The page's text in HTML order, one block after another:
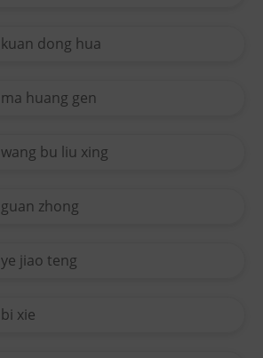
kuan dong hua
ma huang gen
wang bu liu xing
guan zhong
ye jiao teng
bi xie